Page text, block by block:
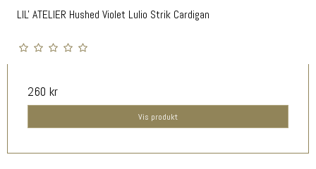
LIL' ATELIER Hushed Violet Lulio Strik Cardigan
260 kr
Vis produkt